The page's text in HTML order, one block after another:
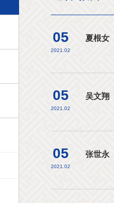
05
2021.02
夏根女
05
2021.02
吴文翔
05
2021.02
张世永